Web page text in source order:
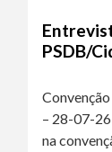
PSDB/
– 28-07-
na